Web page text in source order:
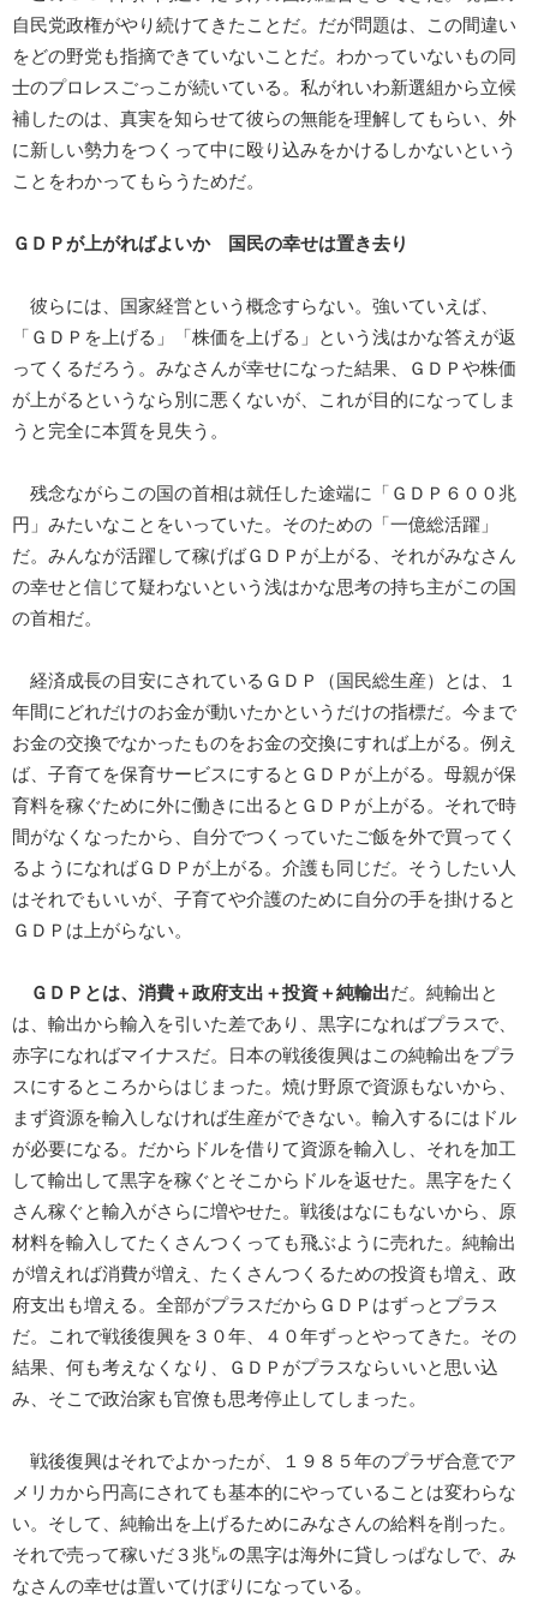
自民党政権がやり続けてきたことだ。だが問題は、この間違い
をどの野党も指摘できていないことだ。わかっていないもの同
士のプロレスごっこが続いている。私がれいわ新選組から立候
補したのは、真実を知らせて彼らの無能を理解してもらい、外
に新しい勢力をつくって中に殴り込みをかけるしかないという
ことをわかってもらうためだ。
ＧＤＰが上がればよいか 国民の幸せは置き去り
彼らには、国家経営という概念すらない。強いていえば、
「ＧＤＰを上げる」「株価を上げる」という浅はかな答えが返
ってくるだろう。みなさんが幸せになった結果、ＧＤＰや株価
が上がるというなら別に悪くないが、これが目的になってしま
うと完全に本質を見失う。
残念ながらこの国の首相は就任した途端に「ＧＤＰ６００兆
円」みたいなことをいっていた。そのための「一億総活躍」
だ。みんなが活躍して稼げばＧＤＰが上がる、それがみなさん
の幸せと信じて疑わないという浅はかな思考の持ち主がこの国
の首相だ。
経済成長の目安にされているＧＤＰ（国民総生産）とは、１
年間にどれだけのお金が動いたかというだけの指標だ。今まで
お金の交換でなかったものをお金の交換にすれば上がる。例え
ば、子育てを保育サービスにするとＧＤＰが上がる。母親が保
育料を稼ぐために外に働きに出るとＧＤＰが上がる。それで時
間がなくなったから、自分でつくっていたご飯を外で買ってく
るようになればＧＤＰが上がる。介護も同じだ。そうしたい人
はそれでもいいが、子育てや介護のために自分の手を掛けると
ＧＤＰは上がらない。
ＧＤＰとは、消費＋政府支出＋投資＋純輸出だ。純輸出と
は、輸出から輸入を引いた差であり、黒字になればプラスで、
赤字になればマイナスだ。日本の戦後復興はこの純輸出をプラ
スにするところからはじまった。焼け野原で資源もないから、
まず資源を輸入しなければ生産ができない。輸入するにはドル
が必要になる。だからドルを借りて資源を輸入し、それを加工
して輸出して黒字を稼ぐとそこからドルを返せた。黒字をたく
さん稼ぐと輸入がさらに増やせた。戦後はなにもないから、原
材料を輸入してたくさんつくっても飛ぶように売れた。純輸出
が増えれば消費が増え、たくさんつくるための投資も増え、政
府支出も増える。全部がプラスだからＧＤＰはずっとプラス
だ。これで戦後復興を３０年、４０年ずっとやってきた。その
結果、何も考えなくなり、ＧＤＰがプラスならいいと思い込
み、そこで政治家も官僚も思考停止してしまった。
戦後復興はそれでよかったが、１９８５年のプラザ合意でア
メリカから円高にされても基本的にやっていることは変わらな
い。そして、純輸出を上げるためにみなさんの給料を削った。
それで売って稼いだ３兆㌦の黒字は海外に貸しっぱなしで、み
なさんの幸せは置いてけぼりになっている。